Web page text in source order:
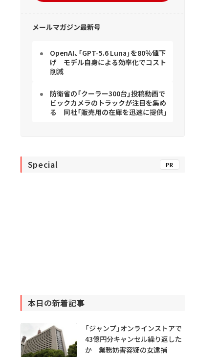
メールマガジン最新号
OpenAI、「GPT-5.6 Luna」を80％値下
げ モデル自身による効率化でコスト
削減
防衛省の「クーラー300台」投稿動画で
ビックカメラのトラックが注目を集め
る 同社「販売用の在庫を迅速に提供」
Special PR
本日の新着記事
「ジャンプ」オンラインストアで
43億円分キャンセル繰り返した
か 業務妨害容疑の女逮捕